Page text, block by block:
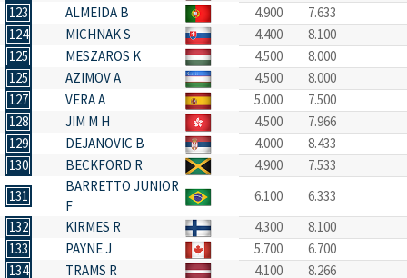
123
ALMEIDA B 4.900
7.633
124
MICHNAK S 4.400
8.100
125
MESZAROS K 4.500
8.000
125
AZIMOV A 4.500
8.000
127
VERA A 5.000
7.500
128
JIM M H 4.500
7.966
129
DEJANOVIC B 4.000
8.433
130
BECKFORD R 4.900
7.533
131
BARRETTO JUNIOR
F
6.100
6.333
132
KIRMES R 4.300
8.100
133
PAYNE J 5.700
6.700
134
TRAMS R 4.100
8.266